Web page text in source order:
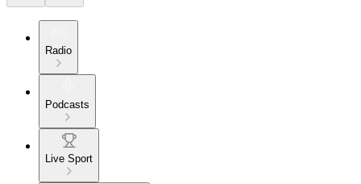
Radio
Podcasts
Live Sport